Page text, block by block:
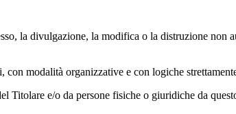
la divulgazione, la modifica o la distruzione
modalità organizzative e con logiche
Titolare e/o da persone fisiche o giuridiche da